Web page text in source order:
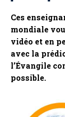
Ces
mondiale
vidéo et en
avec la
l’Évangile
possible.